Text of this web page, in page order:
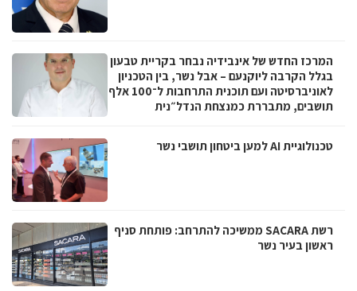
המרכז החדש של אינבידיה נבחר בקריית טבעון
בגלל הקרבה ליוקנעם – אבל נשר, בין הטכניון
לאוניברסיטה ועם תוכנית התרחבות ל־100 אלף
תושבים, מתבררת כמנצחת הנדל״נית
טכנולוגיית AI למען ביטחון תושבי נשר
רשת SACARA ממשיכה להתרחב: פותחת סניף
ראשון בעיר נשר